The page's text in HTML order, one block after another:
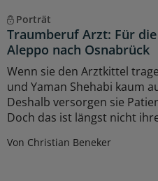
Porträt
Traumberuf Arzt: Für
Aleppo nach Osnabrück
Wenn sie den Arztkittel
und Yaman Shehabi kaum
Deshalb versorgen sie
Doch das ist längst nicht
Von Christian Beneker